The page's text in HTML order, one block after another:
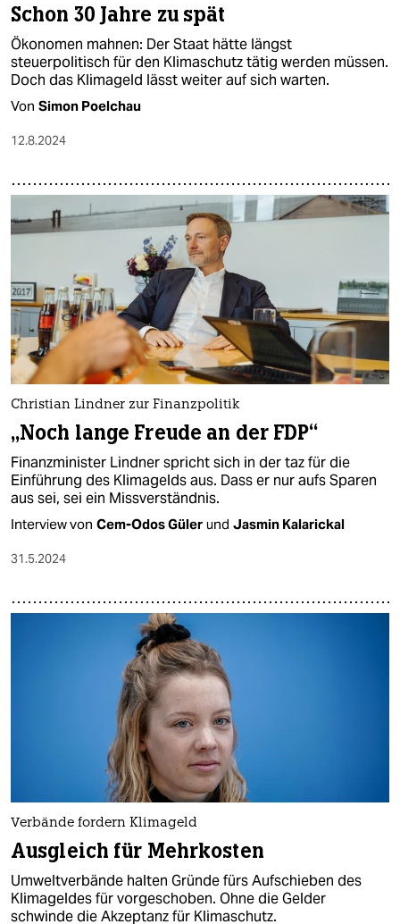
Schon 30 Jahre zu spät
Ökonomen mahnen: Der Staat hätte längst
steuerpolitisch für den Klimaschutz tätig werden müssen.
Doch das Klimageld lässt weiter auf sich warten.
Von Simon Poelchau
12.8.2024
Christian Lindner zur Finanzpolitik
„Noch lange Freude an der FDP“
Finanzminister Lindner spricht sich in der taz für die
Einführung des Klimagelds aus. Dass er nur aufs Sparen
aus sei, sei ein Missverständnis.
Interview von Cem-Odos Güler und Jasmin Kalarickal
31.5.2024
Verbände fordern Klimageld
Ausgleich für Mehrkosten
Umweltverbände halten Gründe fürs Aufschieben des
Klimageldes für vorgeschoben. Ohne die Gelder
schwinde die Akzeptanz für Klimaschutz.